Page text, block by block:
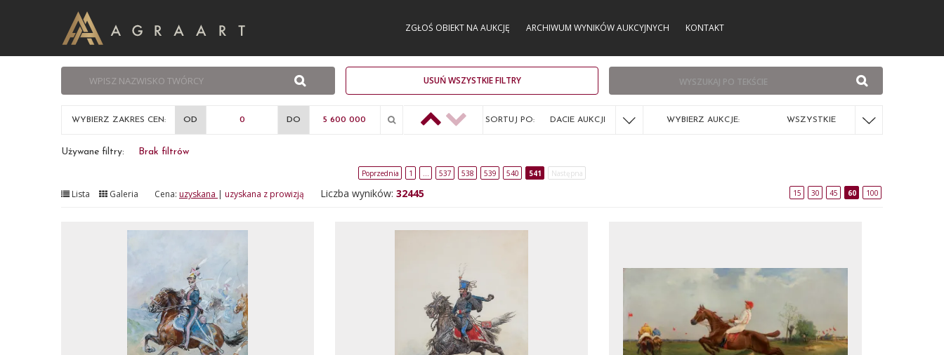
ZGŁOŚ OBIEKT NA AUKCJĘ ARCHIWUM WYNIKÓW AUKCYJNYCH KONTAKT
USUŃ WSZYSTKIE FILTRY
WYBIERZ ZAKRES CEN: OD DO SORTUJ PO: DACIE AUKCJI WYBIERZ AUKCJE: WSZYSTKIE
Używane filtry: Brak filtrów
Poprzednia 1 537 538 539 540 541 Następna
Lista Galeria Cena: uzyskana | uzyskana z prowizją Liczba wyników: 32445 15 30 45 60 100